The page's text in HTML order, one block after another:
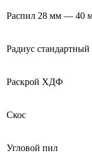
Распил 28 мм — 40
Радиус стандартный
Раскрой ХДФ
Скос
Угловой пил